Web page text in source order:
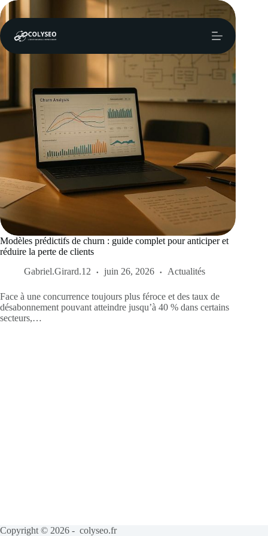
Passer
au
contenu
Modèles prédictifs de churn : guide complet pour anticiper et
réduire la perte de clients
Gabriel.Girard.12
juin 26, 2026 Actualités
Face à une concurrence toujours plus féroce et des taux de
désabonnement pouvant atteindre jusqu’à 40 % dans certains
secteurs,…
Copyright © 2026 - colyseo.fr